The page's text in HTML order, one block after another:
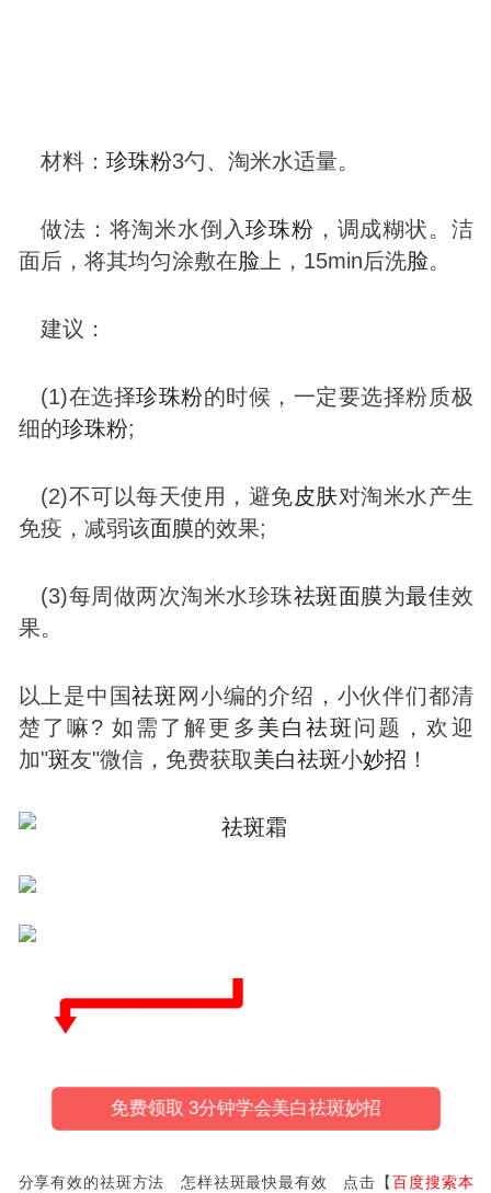
材料： 珍珠粉3勺、淘米水适量。
做法：将淘米水倒入珍珠粉 ，调成糊状。洁
面后，将其均匀涂敷在脸 上，15min后洗脸。
建议：
(1)在选择珍珠粉的时候，一定要选择粉质极
细的珍珠粉;
(2)不可以每天使用，避免皮肤对淘米水产生
免疫，减弱该面膜的效果;
(3)每周做两次淘米水珍珠祛斑面膜为最佳效
果。
以上是中国祛斑 网小编的介绍，小伙伴们都清
楚了嘛? 如需了解更多 美白 祛斑问题，欢迎
加"斑友"微信，免费获取美白祛斑小妙招 ！
免费领取 3分钟学会美白祛斑妙招
分享有效的祛斑方法 怎样祛斑最快最有效 点击【百度搜索本